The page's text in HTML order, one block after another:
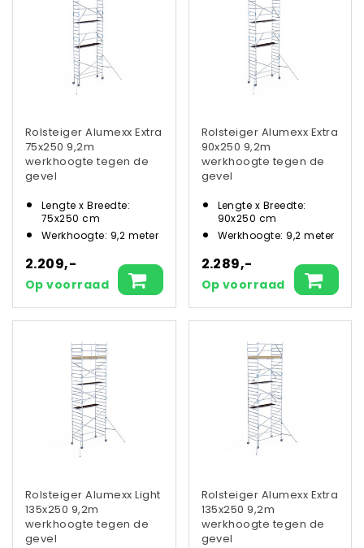
Rolsteiger Alumexx Extra
75x250 9,2m
werkhoogte tegen de
gevel
Lengte x Breedte:
75x250 cm
Werkhoogte: 9,2 meter
2.209,-
Op voorraad
Rolsteiger Alumexx Extra
90x250 9,2m
werkhoogte tegen de
gevel
Lengte x Breedte:
90x250 cm
Werkhoogte: 9,2 meter
2.289,-
Op voorraad
Rolsteiger Alumexx Light
135x250 9,2m
werkhoogte tegen de
gevel
Rolsteiger Alumexx Extra
135x250 9,2m
werkhoogte tegen de
gevel